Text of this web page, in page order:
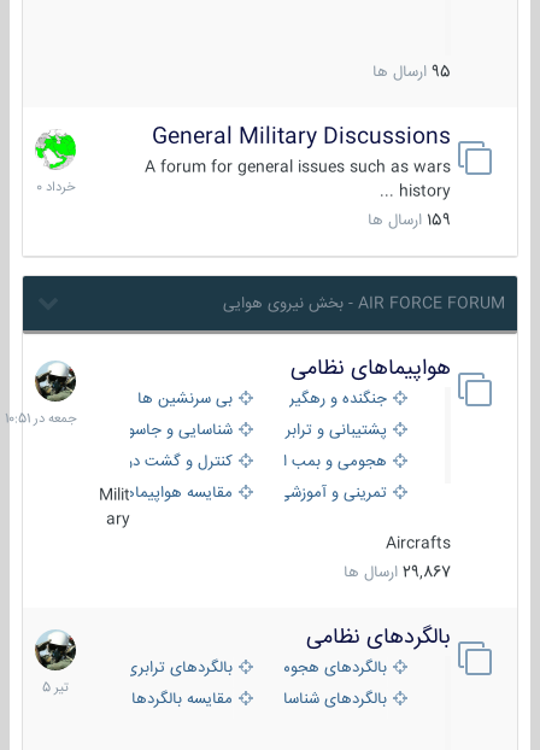
95 ارسال ها
General Military Discussions
A forum for general issues such as wars
history ...
159 ارسال ها
10
خرداد
1400
AIR FORCE FORUM - بخش نیروی هوایی
هواپیماهای نظامی
جنگنده و رهگیر
بی سرنشین ها
پشتیبانی و ترابری
شناسایی و جاسوسی
هجومی و بمب افکن
کنترل و گشت دریایی
تمرینی و آموزشی
مقایسه هواپیماهاMilit
ary
Aircrafts
29,867 ارسال ها
جمعه
در
10:51
بالگردهای نظامی
بالگردهای هجومی
بالگردهای ترابری
بالگردهای شناسایی
مقایسه بالگردها
22
تیر
1405